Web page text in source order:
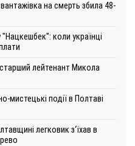
на смерть збила 48-
коли українці
лейтенант Микола
мистецькі події в Полтаві
легковик з‘їхав в